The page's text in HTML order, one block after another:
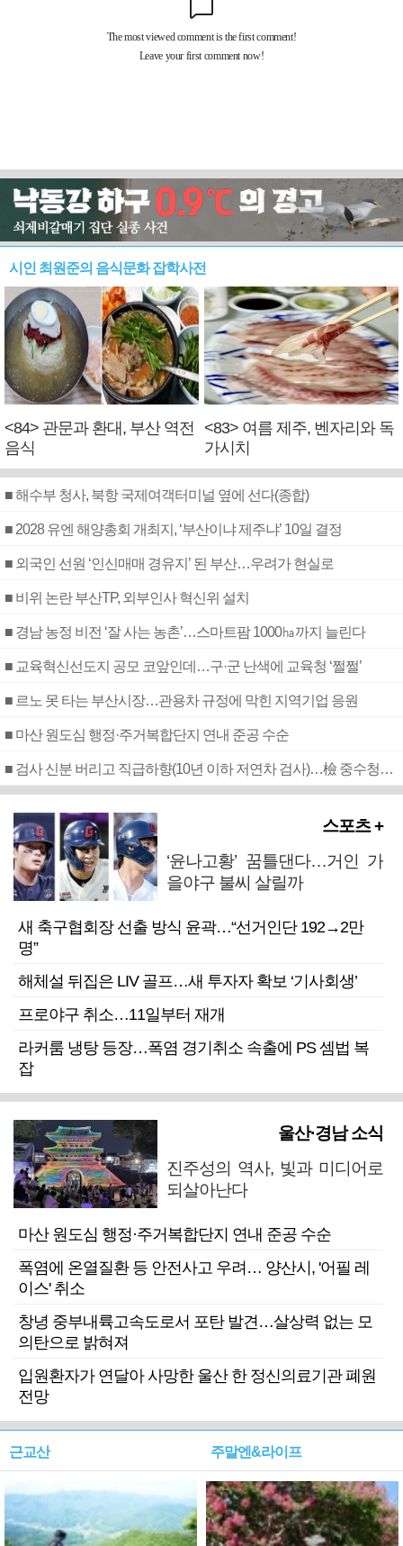
시인 최원준의 음식문화 잡학사전
<84> 관문과 환대, 부산 역전
음식
<83> 여름 제주, 벤자리와 독
가시치
■ 해수부 청사, 북항 국제여객터미널 옆에 선다(종합)
■ 2028 유엔 해양총회 개최지, ‘부산이냐 제주냐’ 10일 결정
■ 외국인 선원 ‘인신매매 경유지’ 된 부산…우려가 현실로
■ 비위 논란 부산TP, 외부인사 혁신위 설치
■ 경남 농정 비전 ‘잘 사는 농촌’…스마트팜 1000㏊까지 늘린다
■ 교육혁신선도지 공모 코앞인데…구·군 난색에 교육청 ‘쩔쩔’
■ 르노 못 타는 부산시장…관용차 규정에 막힌 지역기업 응원
■ 마산 원도심 행정·주거복합단지 연내 준공 수순
■ 검사 신분 버리고 직급하향(10년 이하 저연차 검사)…檢 중수청행 기피
스포츠 +
‘윤나고황’ 꿈틀댄다…거인 가
을야구 불씨 살릴까
새 축구협회장 선출 방식 윤곽…“선거인단 192→2만
명”
해체설 뒤집은 LIV 골프…새 투자자 확보 ‘기사회생’
프로야구 취소…11일부터 재개
라커룸 냉탕 등장…폭염 경기취소 속출에 PS 셈법 복
잡
울산·경남 소식
진주성의 역사, 빛과 미디어로
되살아난다
마산 원도심 행정·주거복합단지 연내 준공 수순
폭염에 온열질환 등 안전사고 우려… 양산시, '어필 레
이스' 취소
창녕 중부내륙고속도로서 포탄 발견…살상력 없는 모
의탄으로 밝혀져
입원환자가 연달아 사망한 울산 한 정신의료기관 폐원
전망
근교산 주말엔&라이프